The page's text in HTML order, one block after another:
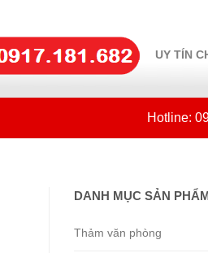
UY TÍN
Hotline:
DANH MỤC SẢN
Thảm văn phòng